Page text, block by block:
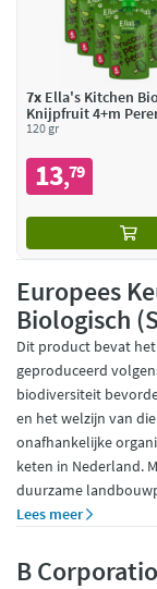
7x Ella's Kitchen
Knijpfruit 4+m
Doperwten &
120 gr
13,79
Europees
Biologisch
Dit product bevat
geproduceerd
biodiversiteit
en het welzijn van
onafhankelijke
keten in Nederland.
duurzame
Lees meer
B